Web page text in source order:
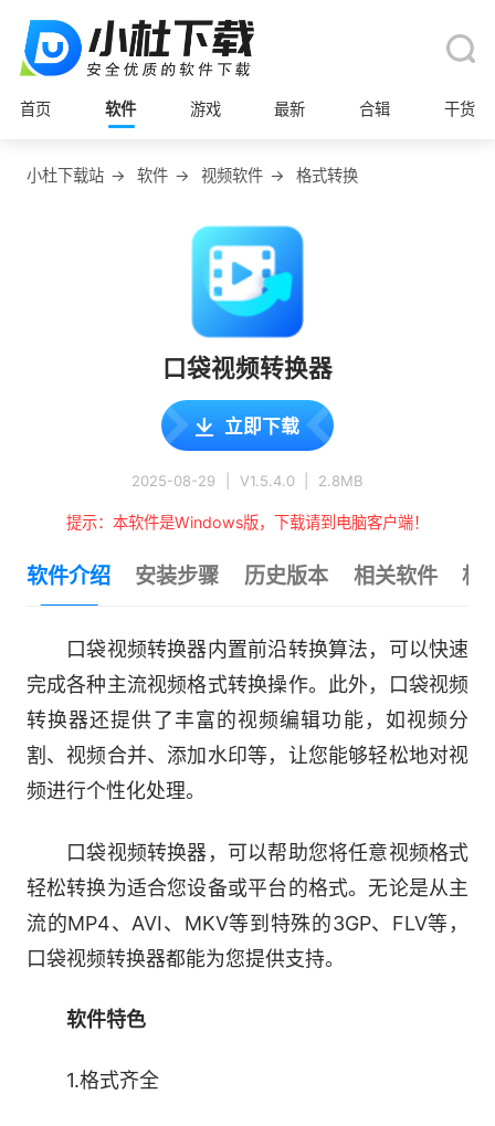
首页 软件 游戏 最新 合辑 干货
小杜下载站 → 软件 → 视频软件 → 格式转换
口袋视频转换器
立即下载
2025-08-29 V1.5.4.0 2.8MB
提示：本软件是Windows版，下载请到电脑客户端！
软件介绍 安装步骤 历史版本 相关软件 相
口袋视频转换器内置前沿转换算法，可以快速
完成各种主流视频格式转换操作。此外，口袋视频
转换器还提供了丰富的视频编辑功能，如视频分
割、视频合并、添加水印等，让您能够轻松地对视
频进行个性化处理。
口袋视频转换器，可以帮助您将任意视频格式
轻松转换为适合您设备或平台的格式。无论是从主
流的MP4、AVI、MKV等到特殊的3GP、FLV等，
口袋视频转换器都能为您提供支持。
软件特色
1.格式齐全